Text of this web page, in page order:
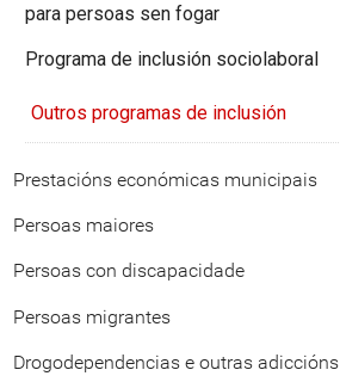
para persoas sen fogar
Programa de inclusión sociolaboral
Outros programas de inclusión
Prestacións económicas municipais
Persoas maiores
Persoas con discapacidade
Persoas migrantes
Drogodependencias e outras adiccións